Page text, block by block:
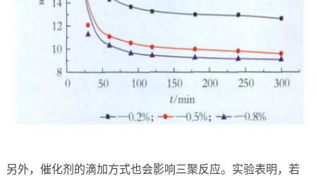
另外，催化剂的滴加方式也会影响三聚反应。实验表明，若